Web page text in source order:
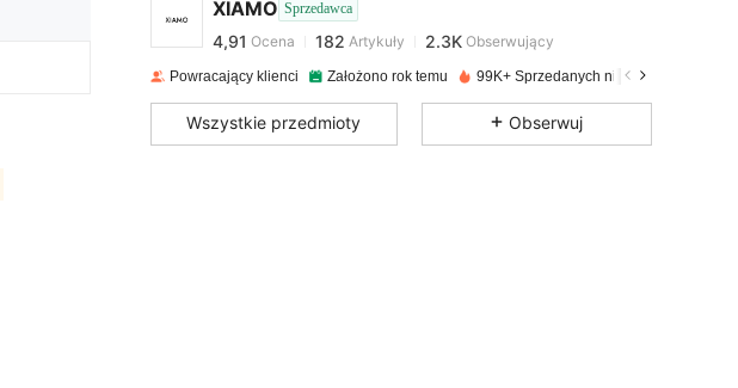
XIAMO Sprzedawca
4,91 Ocena 182 Artykuły 2.3K Obserwujący
j***azapłacono1 dzień temu
4,91 182 2.3K
Powracający klienci Założono rok temu 99K+ Sprzedanych niedawno
Wszystkie przedmioty Obserwuj